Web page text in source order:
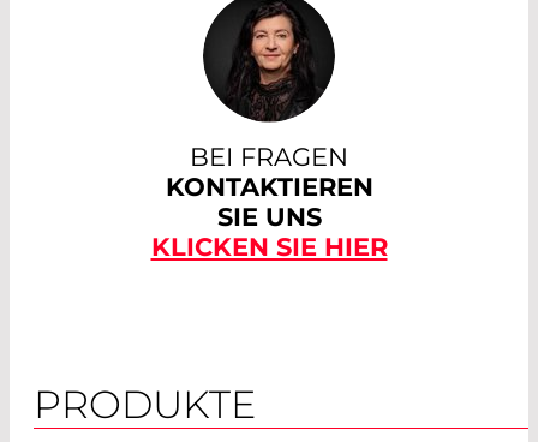
BEI FRAGEN
KONTAKTIEREN
SIE UNS
KLICKEN SIE HIER
PRODUKTE